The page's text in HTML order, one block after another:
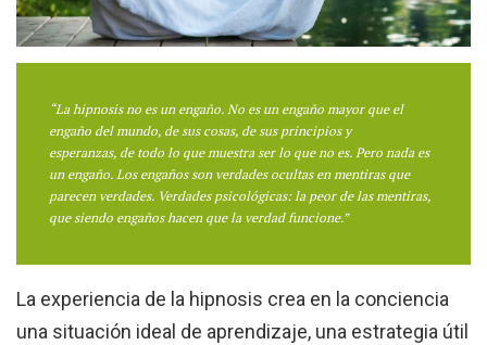
“La hipnosis no es un engaño. No es un engaño mayor que el
engaño del mundo, de sus cosas, de sus principios y
esperanzas, de todo lo que muestra ser lo que no es. Pero nada es
un engaño. Los engaños son verdades ocultas en mentiras que
parecen verdades. Verdades psicológicas: la peor de las mentiras,
que siendo engaños hacen que la verdad funcione.”
La experiencia de la hipnosis crea en la conciencia
una situación ideal de aprendizaje, una estrategia útil